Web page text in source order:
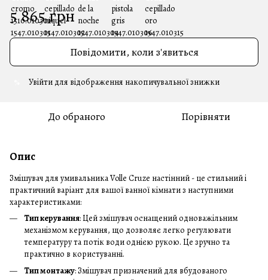
5 865 грн
Повідомити, коли з'явиться
Увійти для відображення накопичувальної знижки
До обраного Порівняти
Опис
Змішувач для умивальника Volle Cruze настінний - це стильний і
практичний варіант для вашої ванної кімнати з наступними
характеристиками:
Тип керування: Цей змішувач оснащений одноважільним
механізмом керування, що дозволяє легко регулювати
температуру та потік води однією рукою. Це зручно та
практично в користуванні.
Тип монтажу: Змішувач призначений для вбудованого